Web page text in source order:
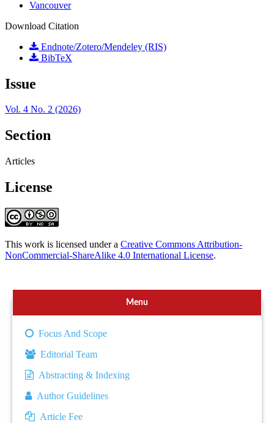
Vancouver
Download Citation
Endnote/Zotero/Mendeley (RIS)
BibTeX
Issue
Vol. 4 No. 2 (2026)
Section
Articles
License
This work is licensed under a Creative Commons Attribution-
NonCommercial-ShareAlike 4.0 International License.
Menu
Focus And Scope
Editorial Team
Abstracting & Indexing
Author Guidelines
Article Fee